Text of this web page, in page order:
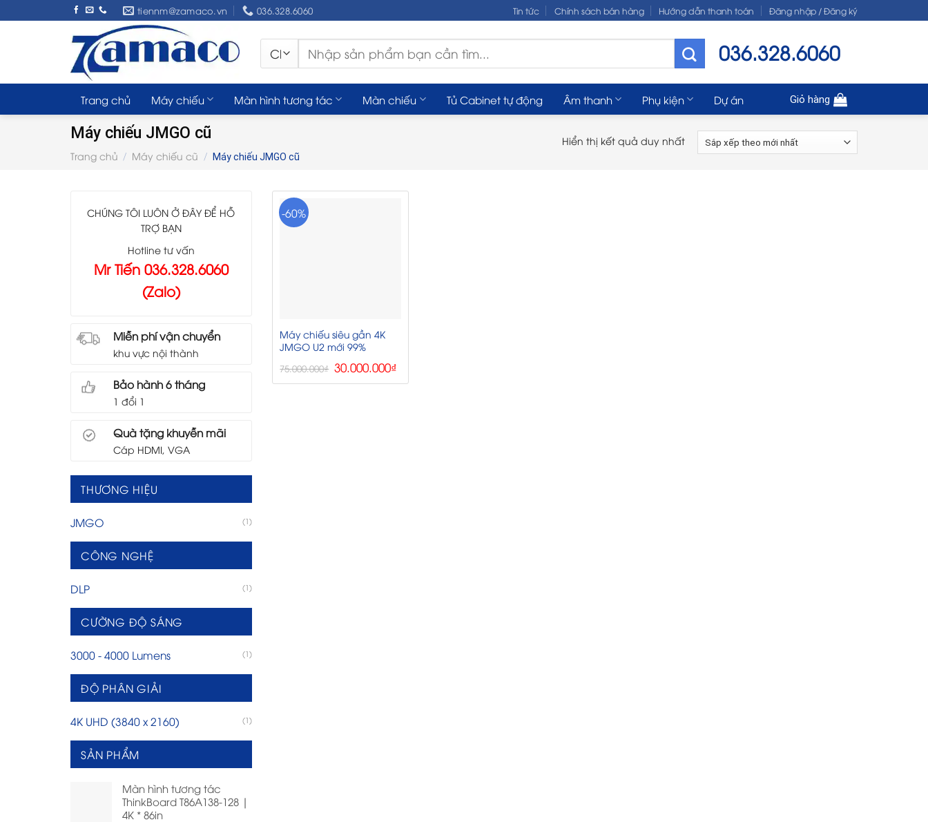
to
tiennm@zamaco.vn 036.328.6060 Tin tức Chính sách bán hàng Hướng dẫn thanh toán Đăng nhập / Đăng ký
Tìm
kiếm:
036.328.6060
Trang chủ Máy chiếu Màn hình tương tác Màn chiếu Tủ Cabinet tự động Âm thanh Phụ kiện Dự án Giỏ hàng
Máy chiếu JMGO cũ
Trang chủ / Máy chiếu cũ / Máy chiếu JMGO cũ
Hiển thị kết quả duy nhất
CHÚNG TÔI LUÔN Ở ĐÂY ĐỂ HỖ
TRỢ BẠN
Hotline tư vấn
Mr Tiến 036.328.6060
(Zalo)
Miễn phí vận chuyển
khu vực nội thành
Bảo hành 6 tháng
1 đổi 1
Quà tặng khuyễn mãi
Cáp HDMI, VGA
THƯƠNG HIỆU
JMGO (1)
CÔNG NGHỆ
DLP (1)
CƯỜNG ĐỘ SÁNG
3000 - 4000 Lumens (1)
ĐỘ PHÂN GIẢI
4K UHD (3840 x 2160) (1)
SẢN PHẨM
Màn hình tương tác
ThinkBoard T86A138-128 |
4K * 86in
-60%
Máy chiếu siêu gần 4K
JMGO U2 mới 99%
75.000.000₫ Giá
gốc
là:
30.000.000₫
tại